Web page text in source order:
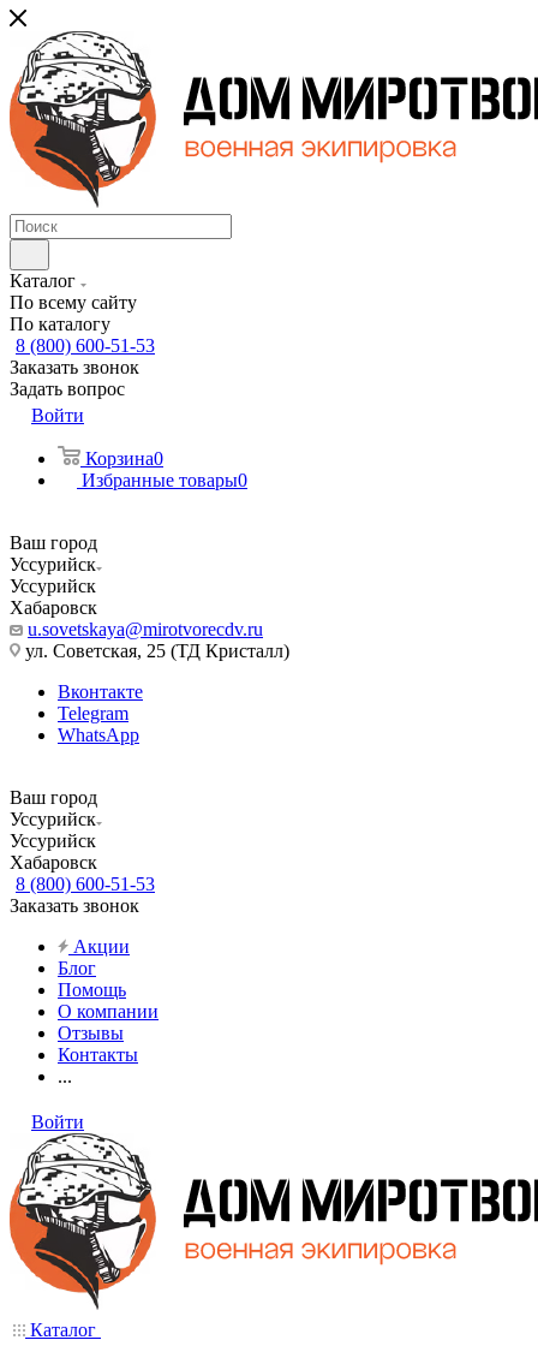
Каталог
По всему сайту
По каталогу
8 (800) 600-51-53
Заказать звонок
Задать вопрос
Войти
Корзина0
Избранные товары0
Ваш город
Уссурийск
Уссурийск
Хабаровск
u.sovetskaya@mirotvorecdv.ru
ул. Советская, 25 (ТД Кристалл)
Вконтакте
Telegram
WhatsApp
Ваш город
Уссурийск
Уссурийск
Хабаровск
8 (800) 600-51-53
Заказать звонок
Акции
Блог
Помощь
О компании
Отзывы
Контакты
...
Войти
Каталог